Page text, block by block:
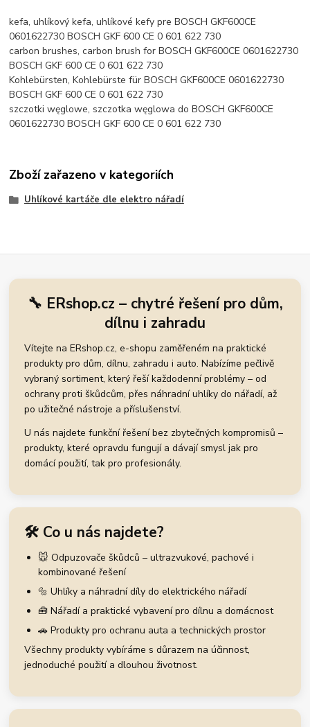
kefa, uhlíkový kefa, uhlíkové kefy pre BOSCH GKF600CE
0601622730 BOSCH GKF 600 CE 0 601 622 730
carbon brushes, carbon brush for BOSCH GKF600CE 0601622730
BOSCH GKF 600 CE 0 601 622 730
Kohlebürsten, Kohlebürste für BOSCH GKF600CE 0601622730
BOSCH GKF 600 CE 0 601 622 730
szczotki węglowe, szczotka węglowa do BOSCH GKF600CE
0601622730 BOSCH GKF 600 CE 0 601 622 730
Zboží zařazeno v kategoriích
Uhlíkové kartáče dle elektro nářadí
🔧 ERshop.cz – chytré řešení pro dům,
dílnu i zahradu
Vítejte na ERshop.cz, e-shopu zaměřeném na praktické
produkty pro dům, dílnu, zahradu i auto. Nabízíme pečlivě
vybraný sortiment, který řeší každodenní problémy – od
ochrany proti škůdcům, přes náhradní uhlíky do nářadí, až
po užitečné nástroje a příslušenství.
U nás najdete funkční řešení bez zbytečných kompromisů –
produkty, které opravdu fungují a dávají smysl jak pro
domácí použití, tak pro profesionály.
🛠️ Co u nás najdete?
🐭 Odpuzovače škůdců – ultrazvukové, pachové i
kombinované řešení
🔩 Uhlíky a náhradní díly do elektrického nářadí
🧰 Nářadí a praktické vybavení pro dílnu a domácnost
🚗 Produkty pro ochranu auta a technických prostor
Všechny produkty vybíráme s důrazem na účinnost,
jednoduché použití a dlouhou životnost.